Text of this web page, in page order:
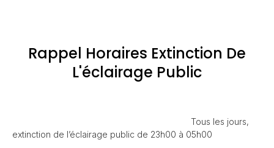
Rappel Horaires Extinction De
L'éclairage Public
Tous les jours,
extinction de l’éclairage public de 23h00 à 05h00